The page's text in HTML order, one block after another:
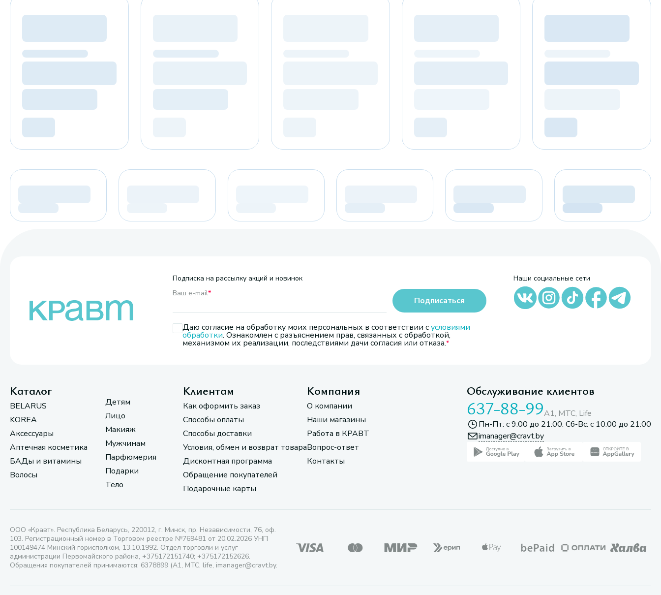
Подписка на рассылку акций и новинок
Ваш e-mail*
Даю согласие на обработку моих персональных в соответствии сусловиями
обработки. Ознакомлен с разъяснением прав, связанных с обработкой,
механизмом их реализации, последствиями дачи согласия или отказа.
Подписаться
Наши социальные сети
Каталог
BELARUS
KOREA
Аксессуары
Аптечная косметика
БАДы и витамины
Волосы
Детям
Лицо
Макияж
Мужчинам
Парфюмерия
Подарки
Тело
Клиентам
Как оформить заказ
Способы оплаты
Способы доставки
Условия, обмен и возврат товара
Дисконтная программа
Обращение покупателей
Подарочные карты
Компания
О компании
Наши магазины
Работа в КРАВТ
Вопрос-ответ
Контакты
Обслуживание клиентов
637-88-99A1, МТС, Life
Пн-Пт: с 9:00 до 21:00. Сб-Вс: с 10:00 до 21:00
imanager@cravt.by
ООО «Кравт». Республика Беларусь, 220012, г. Минск, пр. Независимости, 76, оф.
103. Регистрационный номер в Торговом реестре №769481 от 20.02.2026 УНП
100149474 Минский горисполком, 13.10.1992. Отдел торговли и услуг
администрации Первомайского района, +375172151740; +375172152626.
Обращения покупателей принимаются: 6378899 (А1, МТС, life, imanager@cravt.by.